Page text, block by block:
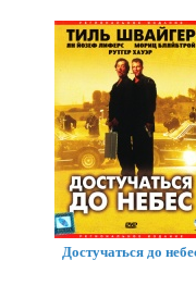
Достучаться до